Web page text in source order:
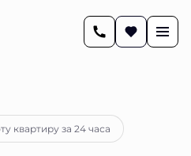
9 494 508 руб.
квартиру за 24 часа